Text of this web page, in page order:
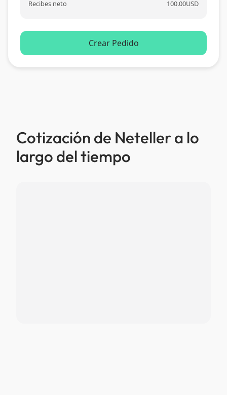
Recibes neto
100.00USD
Crear Pedido
Cotización de Neteller a lo
largo del tiempo